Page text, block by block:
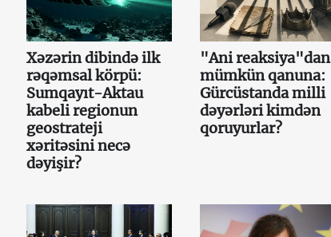
Xəzərin dibində ilk
rəqəmsal körpü:
Sumqayıt-Aktau
kabeli regionun
geostrateji
xəritəsini necə
dəyişir?
"Ani reaksiya"dan
mümkün qanuna:
Gürcüstanda milli
dəyərləri kimdən
qoruyurlar?